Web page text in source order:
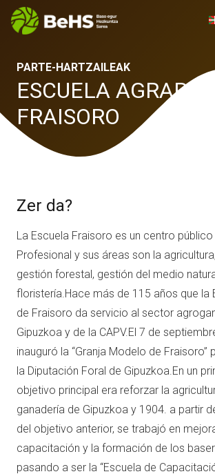
PARTE-HARTZAILEAK
ESCUELA AGRARIA
FRAISORO
Zer da?
La Escuela Fraisoro es un centro
Profesional y sus áreas son la
gestión forestal, gestión del medio
floristería.Hace más de 115 años que la
de Fraisoro da servicio al sector
Gipuzkoa y de la CAPV.El 7 de
inauguró la “Granja Modelo de Fraisoro”
la Diputación Foral de Gipuzkoa.En un
objetivo principal era reforzar la
ganadería de Gipuzkoa y 1904. a partir
del objetivo anterior, se trabajó en
capacitación y la formación de los
pasando a ser la “Escuela de